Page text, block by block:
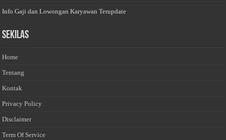
Info Gaji dan Lowongan Karyawan Terupdate
Sekilas
Home
Tentang
Kontak
Privacy Policy
Disclaimer
Term Of Service